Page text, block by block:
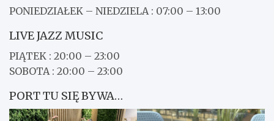
PONIEDZIAŁEK – NIEDZIELA : 07:00 – 13:00
LIVE JAZZ MUSIC
PIĄTEK : 20:00 – 23:00
SOBOTA : 20:00 – 23:00
PORT TU SIĘ BYWA…